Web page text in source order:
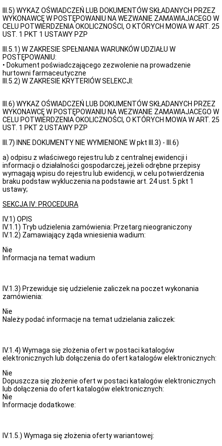
III.5) WYKAZ OŚWIADCZEŃ LUB DOKUMENTÓW SKŁADANYCH PRZEZ
WYKONAWCĘ W POSTĘPOWANIU NA WEZWANIE ZAMAWIAJACEGO W
CELU POTWIERDZENIA OKOLICZNOŚCI, O KTÓRYCH MOWA W ART. 25
UST. 1 PKT 1 USTAWY PZP
III.5.1) W ZAKRESIE SPEŁNIANIA WARUNKÓW UDZIAŁU W
POSTĘPOWANIU:
• Dokument poświadczającego zezwolenie na prowadzenie
hurtowni farmaceutyczne
III.5.2) W ZAKRESIE KRYTERIÓW SELEKCJI:
III.6) WYKAZ OŚWIADCZEŃ LUB DOKUMENTÓW SKŁADANYCH PRZEZ
WYKONAWCĘ W POSTĘPOWANIU NA WEZWANIE ZAMAWIAJACEGO W
CELU POTWIERDZENIA OKOLICZNOŚCI, O KTÓRYCH MOWA W ART. 25
UST. 1 PKT 2 USTAWY PZP
III.7) INNE DOKUMENTY NIE WYMIENIONE W pkt III.3) - III.6)
a) odpisu z właściwego rejestru lub z centralnej ewidencji i
informacji o działalności gospodarczej, jeżeli odrębne przepisy
wymagają wpisu do rejestru lub ewidencji, w celu potwierdzenia
braku podstaw wykluczenia na podstawie art. 24 ust. 5 pkt 1
ustawy;
SEKCJA IV: PROCEDURA
IV.1) OPIS
IV.1.1) Tryb udzielenia zamówienia: Przetarg nieograniczony
IV.1.2) Zamawiający żąda wniesienia wadium:
Nie
Informacja na temat wadium
IV.1.3) Przewiduje się udzielenie zaliczek na poczet wykonania
zamówienia:
Nie
Należy podać informacje na temat udzielania zaliczek:
IV.1.4) Wymaga się złożenia ofert w postaci katalogów
elektronicznych lub dołączenia do ofert katalogów elektronicznych:
Nie
Dopuszcza się złożenie ofert w postaci katalogów elektronicznych
lub dołączenia do ofert katalogów elektronicznych:
Nie
Informacje dodatkowe:
IV.1.5.) Wymaga się złożenia oferty wariantowej: